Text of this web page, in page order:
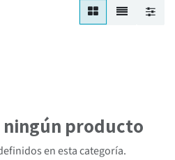
ningún producto
en esta categoría.